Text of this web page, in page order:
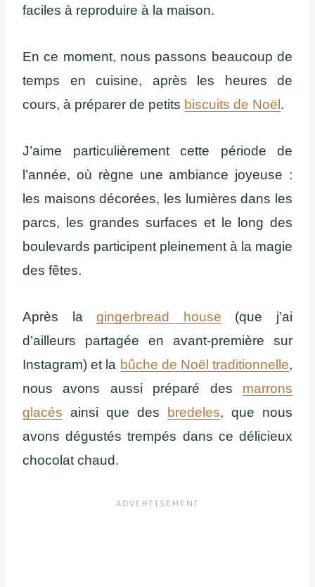
faciles à reproduire à la maison.
En ce moment, nous passons beaucoup de
temps en cuisine, après les heures de
cours, à préparer de petits biscuits de Noël .
J’aime particulièrement cette période de
l’année, où règne une ambiance joyeuse :
les maisons décorées, les lumières dans les
parcs, les grandes surfaces et le long des
boulevards participent pleinement à la magie
des fêtes.
Après lagingerbread house (que j’ai
d’ailleurs partagée en avant-première sur
Instagram) et la bûche de Noël traditionnelle,
nous avons aussi préparé des marrons
glacés ainsi que des bredeles, que nous
avons dégustés trempés dans ce délicieux
chocolat chaud.